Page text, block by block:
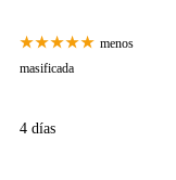
★★★★★ menos
masificada
4 días